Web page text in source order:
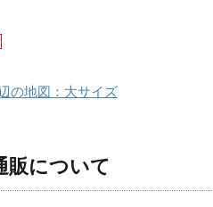
の地図：大サイズ
販について